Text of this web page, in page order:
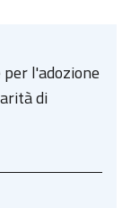
l'adozione
di